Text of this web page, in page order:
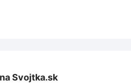
Svojtka.sk